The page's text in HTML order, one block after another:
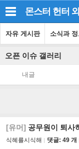
몬스터 헌터
자유 게시판 소식과
오픈 이슈 갤러리
내글
[유머] 공무원이 퇴사
식혜를시식해 댓글: 49 개